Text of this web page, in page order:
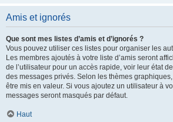
Amis et ignorés
Que sont mes listes d’amis et d’ignorés ?
Vous pouvez utiliser ces listes pour organiser les
Les membres ajoutés à votre liste d’amis seront
de l’utilisateur pour un accès rapide, voir leur état
des messages privés. Selon les thèmes
être mis en valeur. Si vous ajoutez un utilisateur à
messages seront masqués par défaut.
Haut